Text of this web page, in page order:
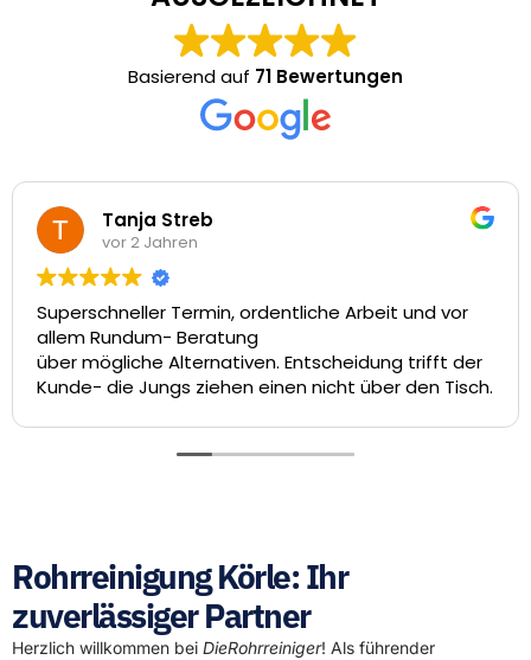
Basierend auf 71 Bewertungen
Tanja Streb
vor 2 Jahren
Termin, ordentliche Arbeit und vor
Rundum- Beratung
mögliche Alternativen. Entscheidung trifft der
die Jungs ziehen einen nicht über den Tisch.
Rohrreinigung Körle: Ihr
zuverlässiger Partner
Herzlich willkommen bei DieRohrreiniger! Als führender